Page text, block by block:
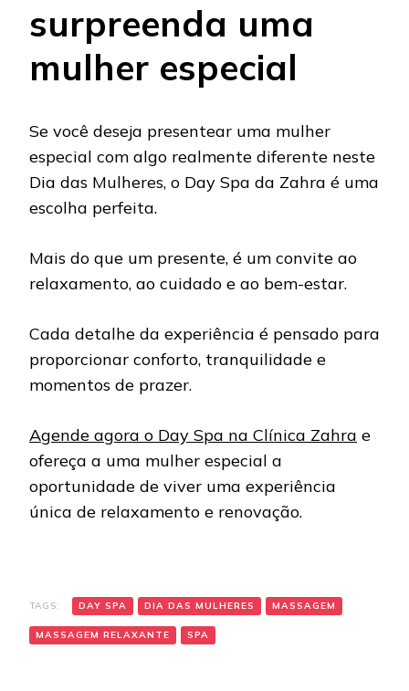
surpreenda uma
mulher especial
Se você deseja presentear uma mulher
especial com algo realmente diferente neste
Dia das Mulheres, o Day Spa da Zahra é uma
escolha perfeita.
Mais do que um presente, é um convite ao
relaxamento, ao cuidado e ao bem-estar.
Cada detalhe da experiência é pensado para
proporcionar conforto, tranquilidade e
momentos de prazer.
Agende agora o Day Spa na Clínica Zahra e
ofereça a uma mulher especial a
oportunidade de viver uma experiência
única de relaxamento e renovação.
TAGS: DAY SPA DIA DAS MULHERES MASSAGEM
MASSAGEM RELAXANTE SPA